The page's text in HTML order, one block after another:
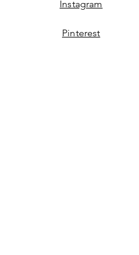
Instagram
Pinterest